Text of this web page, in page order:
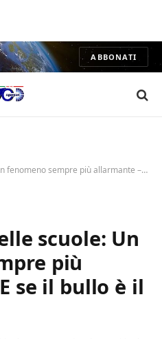
ABBONATI
sempre più allarmante – E se il bullo è il docente?
scuole: Un
più
se il bullo è il